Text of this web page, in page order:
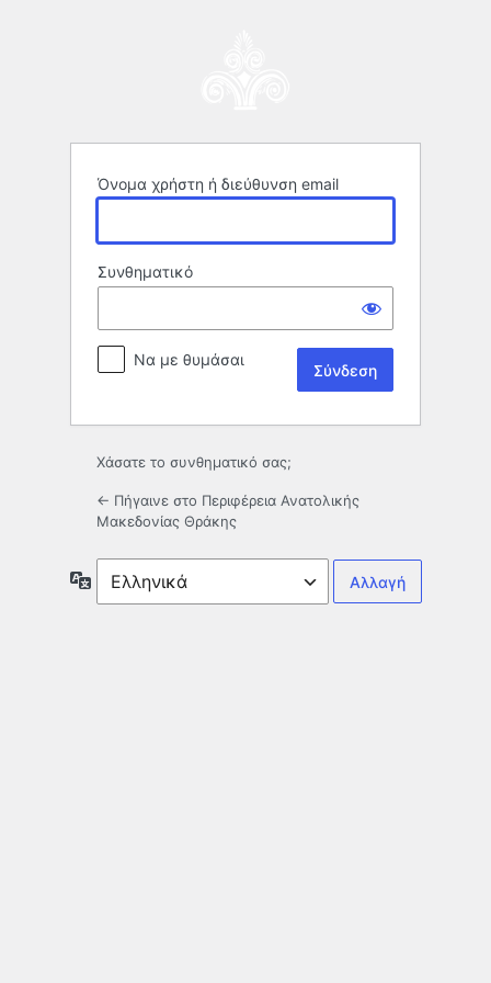
Όνομα χρήστη ή διεύθυνση email
Συνθηματικό
Να με θυμάσαι
Χάσατε το συνθηματικό σας;
← Πήγαινε στο Περιφέρεια Ανατολικής
Μακεδονίας Θράκης
Γλώσσα